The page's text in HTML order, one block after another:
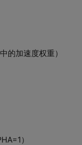
的加速度权重）
）